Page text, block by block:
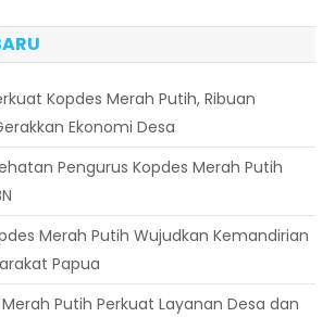
Kopdes Merah Putih, Ribuan
Ekonomi Desa
Pengurus Kopdes Merah Putih
Merah Putih Wujudkan Kemandirian
Papua
Putih Perkuat Layanan Desa dan